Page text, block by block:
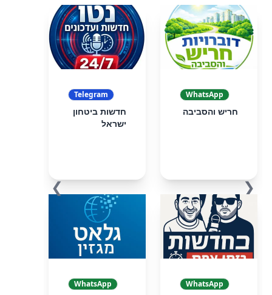
❮
WhatsApp
חריש והסביבה
Telegram
חדשות ביטחון
ישראל
WhatsApp
WhatsApp
❯